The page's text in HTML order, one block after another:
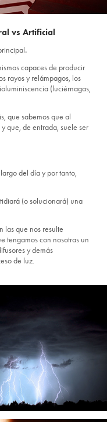
vs Artificial
.
capaces de producir
rayos y relámpagos, los
(luciérnagas,
que sabemos que al
que, de entrada, suele ser
del día y por tanto,
(o solucionará) una
las que nos resulte
tengamos con nosotras un
y demás
de luz.